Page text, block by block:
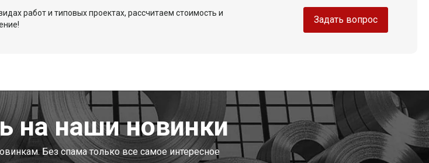
работ и типовых проектах, рассчитаем стоимость и
Задать вопрос
на наши новинки
Без спама только все самое интересное